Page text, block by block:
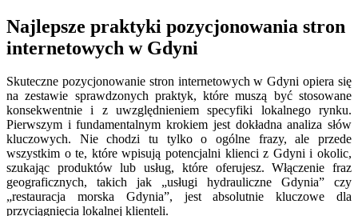
Najlepsze praktyki pozycjonowania stron
internetowych w Gdyni
Skuteczne pozycjonowanie stron internetowych w Gdyni opiera się
na zestawie sprawdzonych praktyk, które muszą być stosowane
konsekwentnie i z uwzględnieniem specyfiki lokalnego rynku.
Pierwszym i fundamentalnym krokiem jest dokładna analiza słów
kluczowych. Nie chodzi tu tylko o ogólne frazy, ale przede
wszystkim o te, które wpisują potencjalni klienci z Gdyni i okolic,
szukając produktów lub usług, które oferujesz. Włączenie fraz
geograficznych, takich jak „usługi hydrauliczne Gdynia” czy
„restauracja morska Gdynia”, jest absolutnie kluczowe dla
przyciągnięcia lokalnej klienteli.